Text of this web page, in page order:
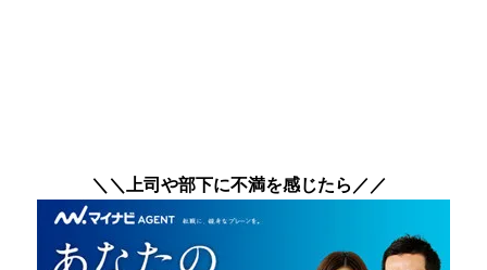
＼＼上司や部下に不満を感じたら／／